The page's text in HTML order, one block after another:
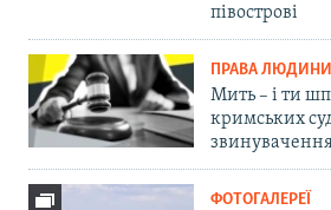
півострові
ПРАВА ЛЮДИНИ
Мить – і ти
кримських
ФОТОГАЛЕРЕЇ